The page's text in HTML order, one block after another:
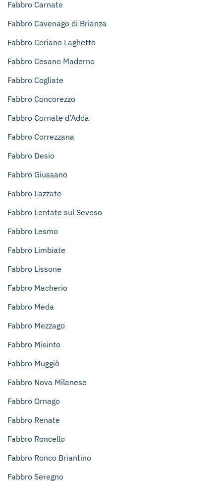
Fabbro Carnate
Fabbro Cavenago di Brianza
Fabbro Ceriano Laghetto
Fabbro Cesano Maderno
Fabbro Cogliate
Fabbro Concorezzo
Fabbro Cornate d’Adda
Fabbro Correzzana
Fabbro Desio
Fabbro Giussano
Fabbro Lazzate
Fabbro Lentate sul Seveso
Fabbro Lesmo
Fabbro Limbiate
Fabbro Lissone
Fabbro Macherio
Fabbro Meda
Fabbro Mezzago
Fabbro Misinto
Fabbro Muggiò
Fabbro Nova Milanese
Fabbro Ornago
Fabbro Renate
Fabbro Roncello
Fabbro Ronco Briantino
Fabbro Seregno